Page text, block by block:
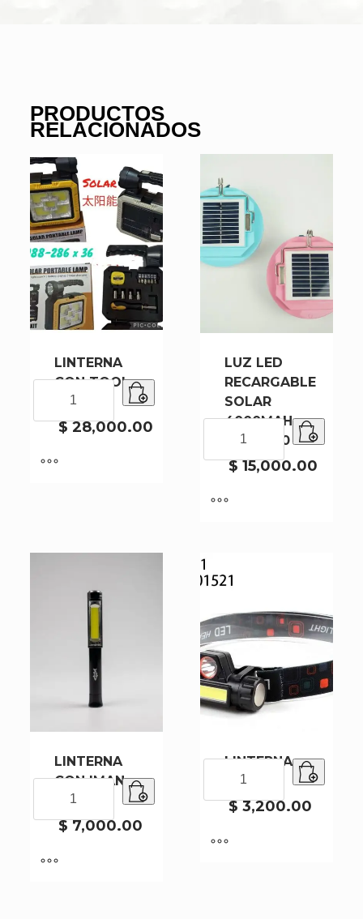
PRODUCTOS
RELACIONADOS
LINTERNA
CON TOOL
1988
$28,000.00
TOOL
cantidad
LUZ LED
RECARGABLE
SOLAR
4000MAH
XK100-60
$15,000.00
RECARGABLE
4000MAH
LINTERNA
CON IMAN
Q5
$7,000.00
IMAN
cantidad
LINTERNA
101-240
$3,200.00
240